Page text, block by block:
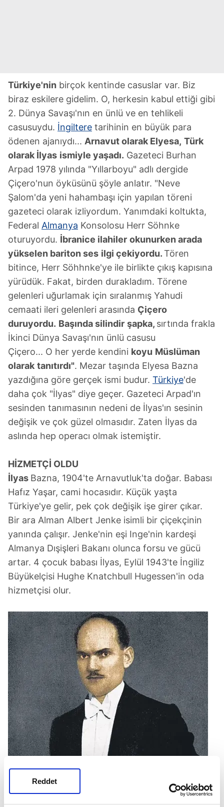
Reddet
Türkiye'nin birçok kentinde casuslar var. Biz
biraz eskilere gidelim. O, herkesin kabul ettiği gibi
2. Dünya Savaşı'nın en ünlü ve en tehlikeli
casusuydu. İngiltere tarihinin en büyük para
ödenen ajanıydı... Arnavut olarak Elyesa, Türk
olarak İlyas ismiyle yaşadı. Gazeteci Burhan
Arpad 1978 yılında "Yıllarboyu" adlı dergide
Çiçero'nun öyküsünü şöyle anlatır. "Neve
Şalom'da yeni hahambaşı için yapılan töreni
gazeteci olarak izliyordum. Yanımdaki koltukta,
Federal Almanya Konsolosu Herr Söhnke
oturuyordu. İbranice ilahiler okunurken arada
yükselen bariton ses ilgi çekiyordu.Tören
bitince, Herr Söhhnke'ye ile birlikte çıkış kapısına
yürüdük. Fakat, birden durakladım. Törene
gelenleri uğurlamak için sıralanmış Yahudi
cemaati ileri gelenleri arasında Çiçero
duruyordu. Başında silindir şapka, sırtında frakla
İkinci Dünya Savaşı'nın ünlü casusu
Çiçero... O her yerde kendini koyu Müslüman
olarak tanıtırdı". Mezar taşında Elyesa Bazna
yazdığına göre gerçek ismi budur. Türkiye'de
daha çok "İlyas" diye geçer. Gazeteci Arpad'ın
sesinden tanımasının nedeni de İlyas'ın sesinin
değişik ve çok güzel olmasıdır. Zaten İlyas da
aslında hep operacı olmak istemiştir.
HİZMETÇİ OLDU
İlyas Bazna, 1904'te Arnavutluk'ta doğar. Babası
Hafız Yaşar, cami hocasıdır. Küçük yaşta
Türkiye'ye gelir, pek çok değişik işe girer çıkar.
Bir ara Alman Albert Jenke isimli bir çiçekçinin
yanında çalışır. Jenke'nin eşi Inge'nin kardeşi
Almanya Dışişleri Bakanı olunca forsu ve gücü
artar. 4 çocuk babası İlyas, Eylül 1943'te İngiliz
Büyükelçisi Hughe Knatchbull Hugessen'in oda
hizmetçisi olur.